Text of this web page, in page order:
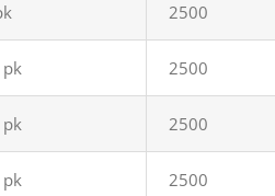
2500
pk 2500
pk 2500
pk 2500